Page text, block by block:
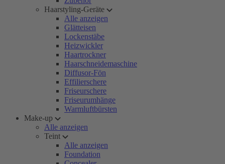
Haarstyling-Geräte
Alle anzeigen
Glätteisen
Lockenstäbe
Heizwickler
Haartrockner
Haarschneidemaschine
Diffusor-Fön
Effilierschere
Friseurschere
Friseurumhänge
Warmluftbürsten
Make-up
Alle anzeigen
Teint
Alle anzeigen
Foundation